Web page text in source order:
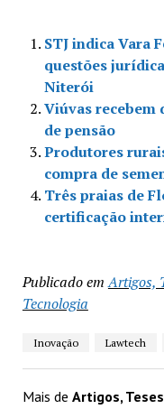
STJ indica Vara
questões
Niterói
Viúvas recebem
de pensão
Produtores
compra de
Três praias de
certificação
Publicado em Artigos,
Tecnologia
Inovação Lawtech
Mais de Artigos,